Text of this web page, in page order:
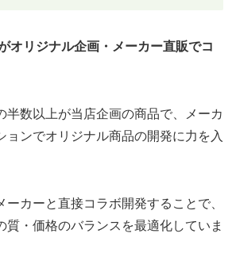
オリジナル企画・メーカー直販でコ
半数以上が当店企画の商品で、メーカ
ョンでオリジナル商品の開発に力を入
ーカーと直接コラボ開発することで、
質・価格のバランスを最適化していま